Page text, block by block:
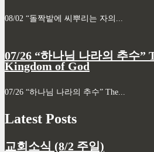
08/02 “돌짝밭에 씨뿌리는 자의...
07/26 “하나님 나라의 추수”
Kingdom of God
07/26 “하나님 나라의 추수” The...
Latest Posts
교회소식 (8/2 주일)